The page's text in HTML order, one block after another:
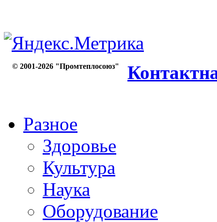
© 2001-2026 "Промтеплосоюз"
Разное
Здоровье
Культура
Наука
Оборудование